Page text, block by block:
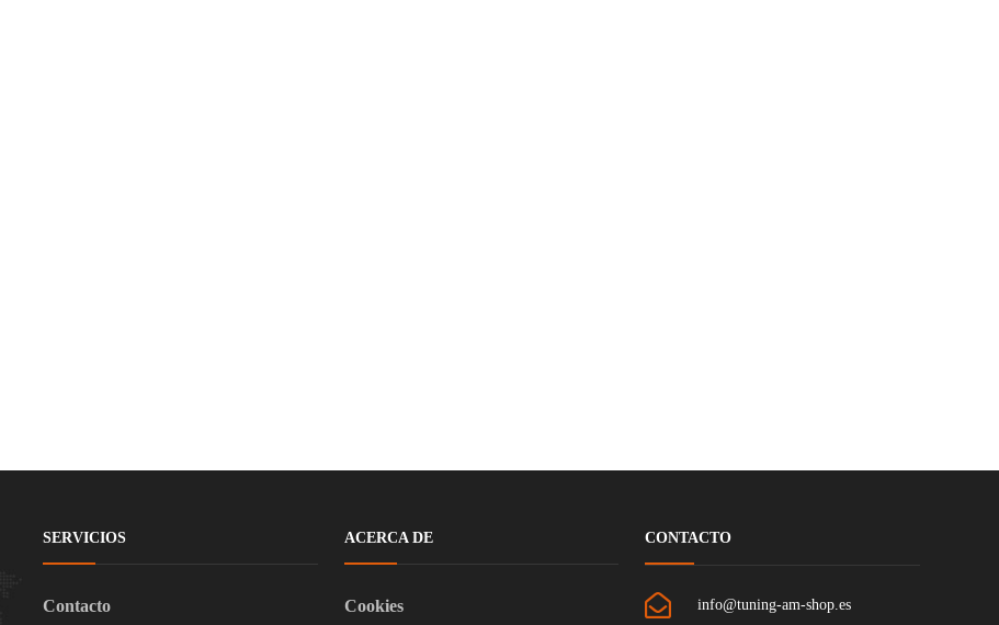
SERVICIOS
Contacto
ACERCA DE
Cookies
CONTACTO
info@tuning-am-shop.es